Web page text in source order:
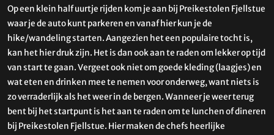
Op een klein half uurtje rijden kom je aan bij Preikestolen Fjellstue
waar je de auto kunt parkeren en vanaf hier kun je de
hike/wandeling starten. Aangezien het een populaire tocht is,
kan het hier druk zijn. Het is dan ook aan te raden om lekker op tijd
van start te gaan. Vergeet ook niet om goede kleding (laagjes) en
wat eten en drinken mee te nemen voor onderweg, want niets is
zo verraderlijk als het weer in de bergen. Wanneer je weer terug
bent bij het startpunt is het aan te raden om te lunchen of dineren
bij Preikestolen Fjellstue. Hier maken de chefs heerlijke